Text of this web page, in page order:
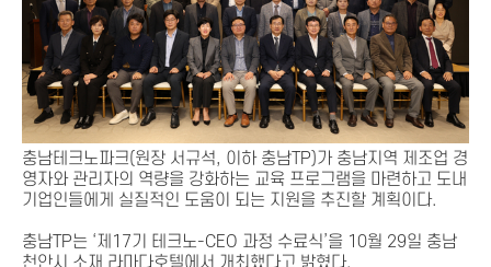
충남테크노파크(원장 서규석, 이하 충남TP)가 충남지역 제조업 경
영자와 관리자의 역량을 강화하는 교육 프로그램을 마련하고 도내
기업인들에게 실질적인 도움이 되는 지원을 추진할 계획이다.
충남TP는 ‘제17기 테크노-CEO 과정 수료식’을 10월 29일 충남
천안시 소재 라마다호텔에서 개최했다고 밝혔다.